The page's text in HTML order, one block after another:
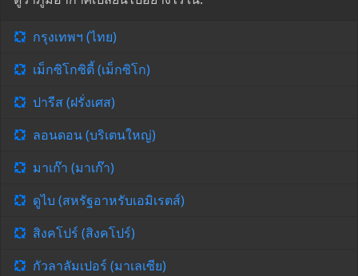
กรุงเทพฯ (ไทย)
เม็กซิโกซิตี้ (เม็กซิโก)
ปารีส (ฝรั่งเศส)
ลอนดอน (บริเตนใหญ่)
มาเก๊า (มาเก๊า)
ดูไบ (สหรัฐอาหรับเอมิเรตส์)
สิงคโปร์ (สิงคโปร์)
กัวลาลัมเปอร์ (มาเลเซีย)